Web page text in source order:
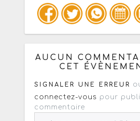
Copiez les infos ci-
: mail / forum /
AUCUN
CET
SIGNALER UNE ERREUR
connectez-vous pour
commentaire